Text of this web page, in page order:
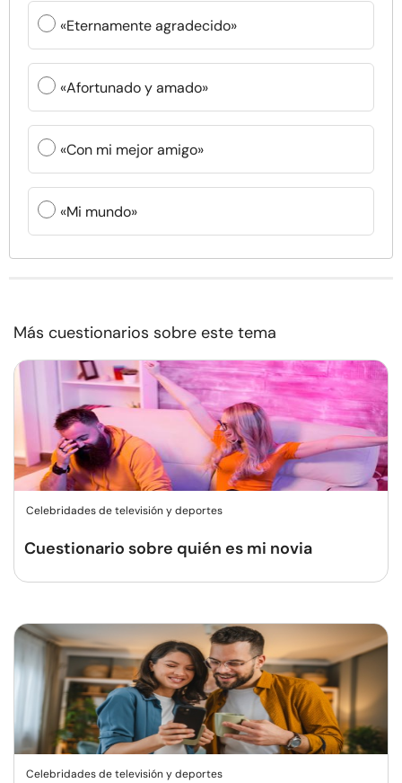
«Eternamente agradecido»
«Afortunado y amado»
«Con mi mejor amigo»
«Mi mundo»
Más cuestionarios sobre este tema
Celebridades de televisión y deportes
Cuestionario sobre quién es mi novia
Celebridades de televisión y deportes